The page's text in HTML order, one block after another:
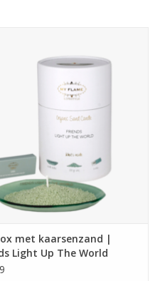
200 g biologische wax en 6 lontjes
AAN WINKELWAGEN
met kaarsenzand |
Light Up The World